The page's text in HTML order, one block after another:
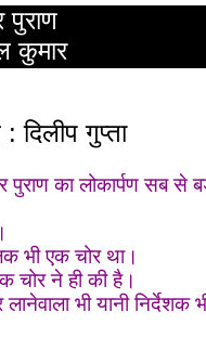
पुराण
कुमार
गुप्ता
का लोकार्पण सब से
भी एक चोर था।
चोर ने ही की है।
भी यानी निर्देशक